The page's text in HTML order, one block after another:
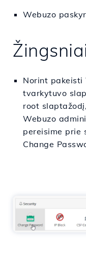
Webuzo
Norint pakeisti
tvarkytuvo
root
Webuzo
pereisime prie
Change